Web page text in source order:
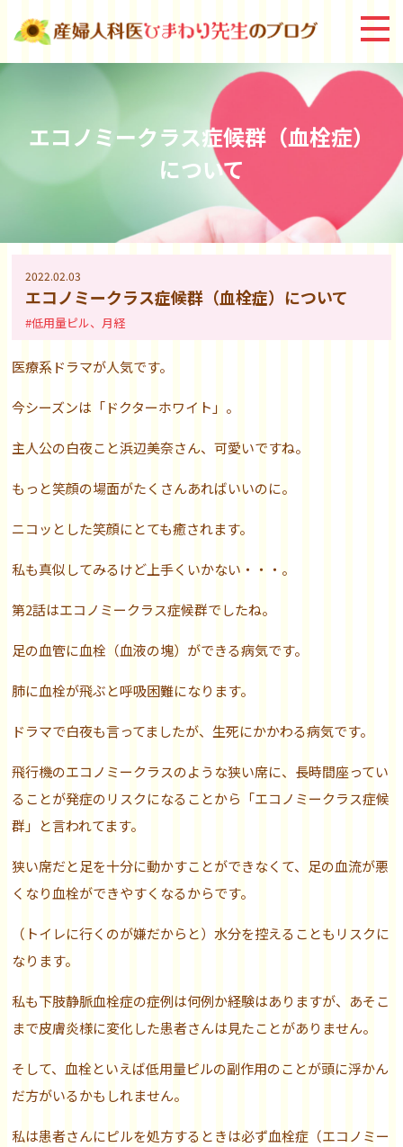
エコノミークラス症候群（血栓症）
について
2022.02.03
エコノミークラス症候群（血栓症）について
#低用量ピル、月経
医療系ドラマが人気です。
今シーズンは「ドクターホワイト」。
主人公の白夜こと浜辺美奈さん、可愛いですね。
もっと笑顔の場面がたくさんあればいいのに。
ニコッとした笑顔にとても癒されます。
私も真似してみるけど上手くいかない・・・。
第2話はエコノミークラス症候群でしたね。
足の血管に血栓（血液の塊）ができる病気です。
肺に血栓が飛ぶと呼吸困難になります。
ドラマで白夜も言ってましたが、生死にかかわる病気です。
飛行機のエコノミークラスのような狭い席に、長時間座ってい
ることが発症のリスクになることから「エコノミークラス症候
群」と言われてます。
狭い席だと足を十分に動かすことができなくて、足の血流が悪
くなり血栓ができやすくなるからです。
（トイレに行くのが嫌だからと）水分を控えることもリスクに
なります。
私も下肢静脈血栓症の症例は何例か経験はありますが、あそこ
まで皮膚炎様に変化した患者さんは見たことがありません。
そして、血栓といえば低用量ピルの副作用のことが頭に浮かん
だ方がいるかもしれません。
私は患者さんにピルを処方するときは必ず血栓症（エコノミー